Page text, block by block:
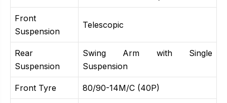
Front
Suspension
Telescopic
Rear
Suspension
Swing Arm with Single
Suspension
Front Tyre 80/90-14M/C (40P)